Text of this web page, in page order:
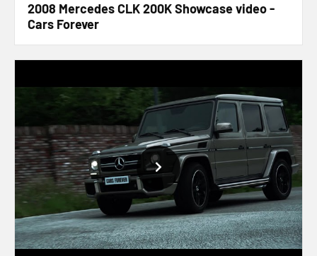
2008 Mercedes CLK 200K Showcase video -
Cars Forever